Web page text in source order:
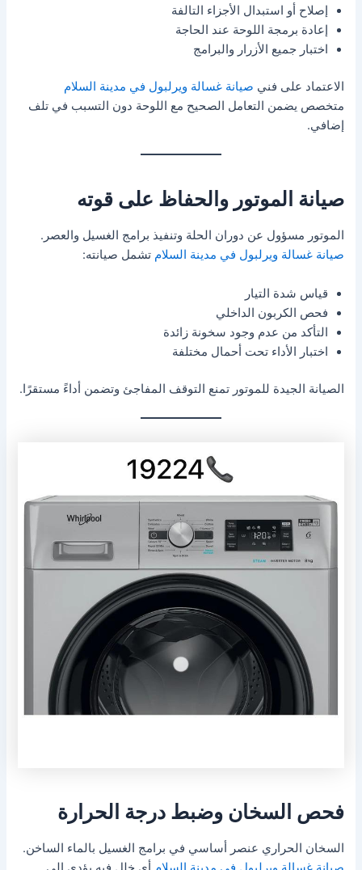
إصلاح أو استبدال الأجزاء التالفة
إعادة برمجة اللوحة عند الحاجة
اختبار جميع الأزرار والبرامج
الاعتماد على فني صيانة غسالة ويرلبول في مدينة السلام
متخصص يضمن التعامل الصحيح مع اللوحة دون التسبب في تلف
إضافي.
صيانة الموتور والحفاظ على قوته
الموتور مسؤول عن دوران الحلة وتنفيذ برامج الغسيل والعصر.
صيانة غسالة ويرلبول في مدينة السلام تشمل صيانته:
قياس شدة التيار
فحص الكربون الداخلي
التأكد من عدم وجود سخونة زائدة
اختبار الأداء تحت أحمال مختلفة
الصيانة الجيدة للموتور تمنع التوقف المفاجئ وتضمن أداءً مستقرًا.
فحص السخان وضبط درجة الحرارة
السخان الحراري عنصر أساسي في برامج الغسيل بالماء الساخن.